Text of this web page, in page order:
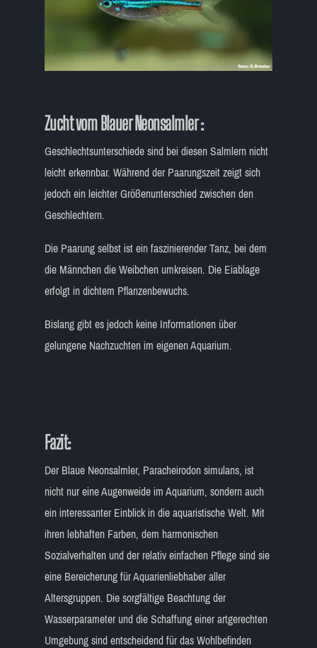
Zucht vom Blauer Neonsalmler :
Geschlechtsunterschiede sind bei diesen Salmlern nicht
leicht erkennbar. Während der Paarungszeit zeigt sich
jedoch ein leichter Größenunterschied zwischen den
Geschlechtern.
Die Paarung selbst ist ein faszinierender Tanz, bei dem
die Männchen die Weibchen umkreisen. Die Eiablage
erfolgt in dichtem Pflanzenbewuchs.
Bislang gibt es jedoch keine Informationen über
gelungene Nachzuchten im eigenen Aquarium.
Fazit:
Der Blaue Neonsalmler, Paracheirodon simulans, ist
nicht nur eine Augenweide im Aquarium, sondern auch
ein interessanter Einblick in die aquaristische Welt. Mit
ihren lebhaften Farben, dem harmonischen
Sozialverhalten und der relativ einfachen Pflege sind sie
eine Bereicherung für Aquarienliebhaber aller
Altersgruppen. Die sorgfältige Beachtung der
Wasserparameter und die Schaffung einer artgerechten
Umgebung sind entscheidend für das Wohlbefinden